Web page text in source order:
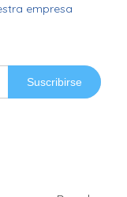
empresa
Suscribirse